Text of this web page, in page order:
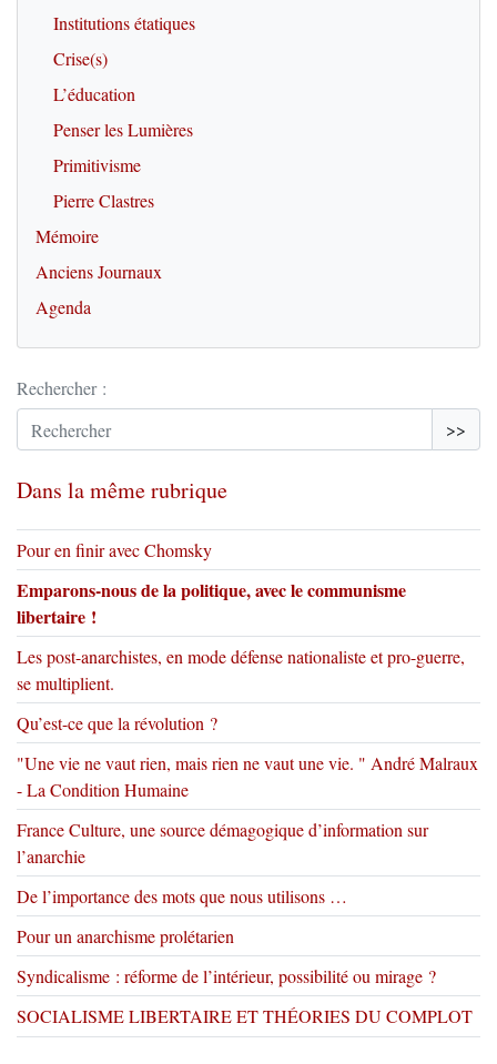
Institutions étatiques
Crise(s)
L’éducation
Penser les Lumières
Primitivisme
Pierre Clastres
Mémoire
Anciens Journaux
Agenda
Rechercher :
>>
Dans la même rubrique
Pour en finir avec Chomsky
Emparons-nous de la politique, avec le communisme
libertaire !
Les post-anarchistes, en mode défense nationaliste et pro-guerre,
se multiplient.
Qu’est-ce que la révolution ?
"Une vie ne vaut rien, mais rien ne vaut une vie. " André Malraux
- La Condition Humaine
France Culture, une source démagogique d’information sur
l’anarchie
De l’importance des mots que nous utilisons …
Pour un anarchisme prolétarien
Syndicalisme : réforme de l’intérieur, possibilité ou mirage ?
SOCIALISME LIBERTAIRE ET THÉORIES DU COMPLOT